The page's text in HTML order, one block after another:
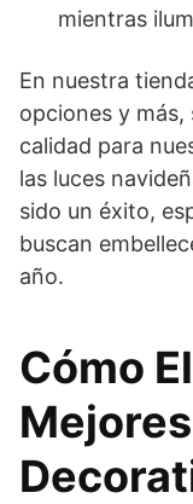
mientras
En nuestra
opciones y más,
calidad para
las luces
sido un éxito,
buscan
año.
Cómo